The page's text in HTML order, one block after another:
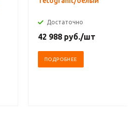
Достаточно
42 988 руб./шт
ПОДРОБНЕЕ